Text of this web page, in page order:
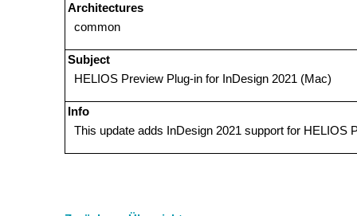
Architectures
common
Subject
HELIOS Preview Plug-in for InDesign 2021 (Mac)
Info
This update adds InDesign 2021 support for HELIOS